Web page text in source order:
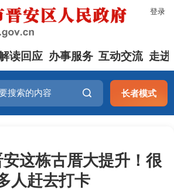
登录
读回应 办事服务 互动交流 走进
长者模式
这栋古厝大提升！很
人赶去打卡